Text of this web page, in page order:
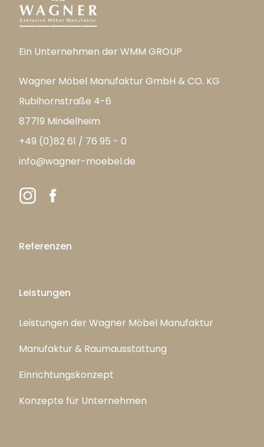
Ein Unternehmen der WMM GROUP
Wagner Möbel Manufaktur GmbH & CO. KG
Rubihornstraße 4-6
87719 Mindelheim
+49 (0)82 61 / 76 95 - 0
info@wagner-moebel.de
Referenzen
Leistungen
Leistungen der Wagner Möbel Manufaktur
Manufaktur & Raumausstattung
Einrichtungskonzept
Konzepte für Unternehmen